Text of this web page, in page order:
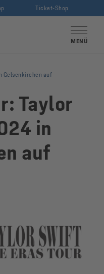
Ticket-Shop
MENÜ
Gelsenkirchen auf
Taylor
in
auf